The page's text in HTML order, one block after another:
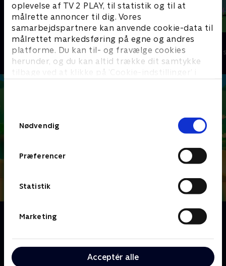
oplevelse af TV 2 PLAY, til statistik og til at
målrette annoncer til dig. Vores
samarbejdspartnere kan anvende cookie-data til
målrettet markedsføring på egne og andres
platforme. Du kan til- og fravælge cookies
herunder, og du kan altid trække dit samtykke
tilbage ved at klikke på ’Cookie-indstillinger’ i
Nødvendig
Præferencer
Statistik
Marketing
Acceptér alle
Dino Deluxe
Børneserier • 1 sæsoner
Gurli Gris
Børneserier • 4
Om Antiks
De to myrer, Joey og Boo, begiver sig ud på fjollede
optimister, selvom tingene sjældent går deres vej.